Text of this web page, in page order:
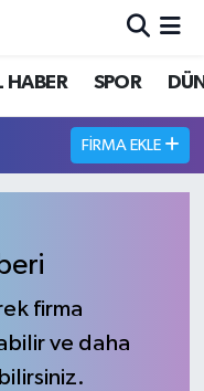
HABER SPOR
FIRMA EKLE
firma
ve daha